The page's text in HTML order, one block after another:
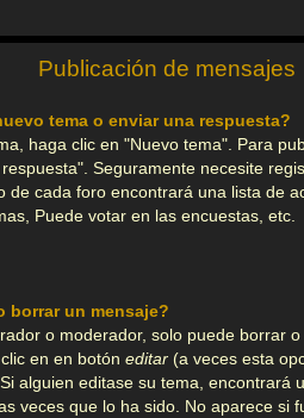
Publicación de mensajes
tema o enviar una respuesta?
haga clic en "Nuevo tema". Para
Seguramente necesite
de cada foro encontrará una lista de
Puede votar en las encuestas, etc.
borrar un mensaje?
o moderador, solo puede borrar
en en botón editar (a veces esta
alguien editase su tema, encontrará
veces que lo ha sido. No aparece si